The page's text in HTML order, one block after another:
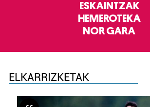
ESKAINTZAK
HEMEROTEKA
NOR GARA
ELKARRIZKETAK